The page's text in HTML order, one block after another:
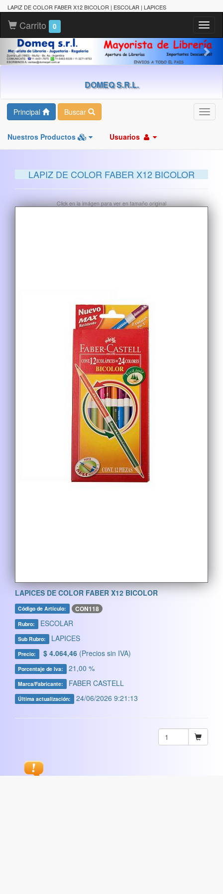
LAPIZ DE COLOR FABER X12 BICOLOR | ESCOLAR | LAPICES
Carrito 0
DOMEQ S.R.L.
Principal Buscar
Nuestros Productos Usuarios
LAPIZ DE COLOR FABER X12 BICOLOR
Click en la imágen para ver en tamaño original
LAPICES DE COLOR FABER X12 BICOLOR
Código de Artículo: CON118
Rubro: ESCOLAR
Sub Rubro: LAPICES
Precio: $ 4.064,46 (Precios sin IVA)
Porcentaje de Iva: 21,00 %
Marca/Fabricante: FABER CASTELL
Última actualización: 24/06/2026 9:21:13